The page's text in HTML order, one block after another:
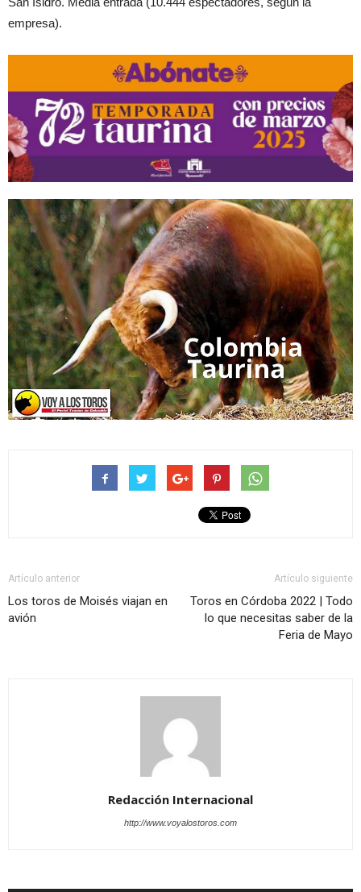
empresa).
Artículo anterior
Los toros de Moisés viajan en
avión
Artículo siguiente
Toros en Córdoba 2022 | Todo
lo que necesitas saber de la
Feria de Mayo
Redacción Internacional
http://www.voyalostoros.com